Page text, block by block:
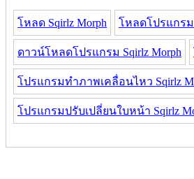
โหลด Sqirlz Morph โหลดโปรแกรม
ดาวน์โหลดโปรแกรม Sqirlz Morph
โปรแกรมทำภาพเคลื่อนไหว Sqirlz
โปรแกรมปรับเปลี่ยนใบหน้า Sqirlz